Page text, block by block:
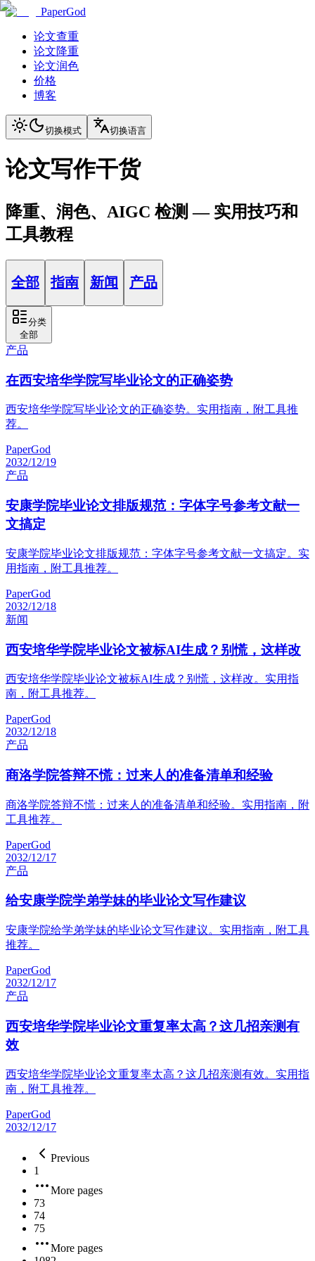
PaperGod
论文查重
论文降重
论文润色
价格
博客
切换模式 切换语言
论文写作干货
降重、润色、AIGC 检测 — 实用技巧和
工具教程
全部 指南 新闻 产品
分类
全部
产品
在西安培华学院写毕业论文的正确姿势
西安培华学院写毕业论文的正确姿势。实用指南，附工具推
荐。
PaperGod
2032/12/19
产品
安康学院毕业论文排版规范：字体字号参考文献一
文搞定
安康学院毕业论文排版规范：字体字号参考文献一文搞定。实
用指南，附工具推荐。
PaperGod
2032/12/18
新闻
西安培华学院毕业论文被标AI生成？别慌，这样改
西安培华学院毕业论文被标AI生成？别慌，这样改。实用指
南，附工具推荐。
PaperGod
2032/12/18
产品
商洛学院答辩不慌：过来人的准备清单和经验
商洛学院答辩不慌：过来人的准备清单和经验。实用指南，附
工具推荐。
PaperGod
2032/12/17
产品
给安康学院学弟学妹的毕业论文写作建议
安康学院给学弟学妹的毕业论文写作建议。实用指南，附工具
推荐。
PaperGod
2032/12/17
产品
西安培华学院毕业论文重复率太高？这几招亲测有
效
西安培华学院毕业论文重复率太高？这几招亲测有效。实用指
南，附工具推荐。
PaperGod
2032/12/17
Previous
1
More pages
73
74
75
More pages